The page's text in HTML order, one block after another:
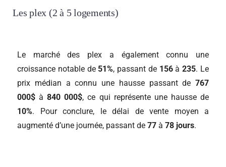
Les plex (2 à 5 logements)
Le marché des plex a également connu une
croissance notable de 51%, passant de 156à235. Le
prix médian a connu une hausse passant de 767
000$ à840 000$, ce qui représente une hausse de
10%. Pour conclure, le délai de vente moyen a
augmenté d’une journée, passant de 77 à 78 jours.